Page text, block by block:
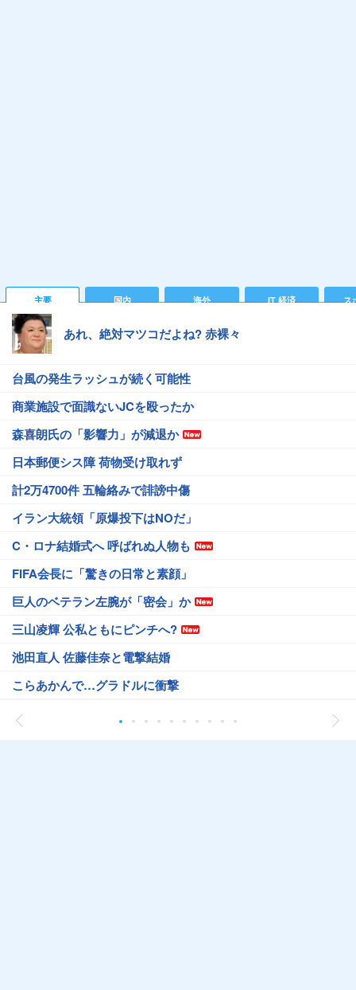
主要 国内 海外 IT 経済 ス
あれ、絶対マツコだよね? 赤裸々
台風の発生ラッシュが続く可能性
商業施設で面識ないJCを殴ったか
森喜朗氏の「影響力」が減退か
日本郵便シス障 荷物受け取れず
計2万4700件 五輪絡みで誹謗中傷
イラン大統領「原爆投下はNOだ」
C・ロナ結婚式へ 呼ばれぬ人物も
FIFA会長に「驚きの日常と素顔」
巨人のベテラン左腕が「密会」か
三山凌輝 公私ともにピンチへ?
池田直人 佐藤佳奈と電撃結婚
こらあかんで…グラドルに衝撃